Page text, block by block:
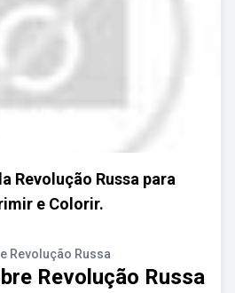
Revolução Russa para
e Colorir.
Revolução Russa
Revolução Russa